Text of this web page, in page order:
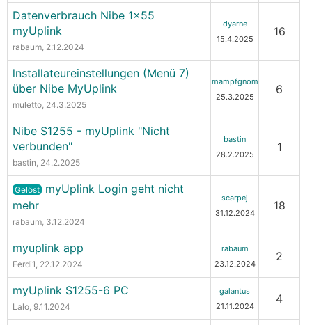
Datenverbrauch Nibe 1x55
myUplink
rabaum, 2.12.2024
dyarne
15.4.2025
16
lnstallateureinstellungen (Menü 7)
über Nibe MyUplink
muletto, 24.3.2025
mampfgnom
25.3.2025
6
Nibe S1255 - myUplink "Nicht
verbunden"
bastin, 24.2.2025
bastin
28.2.2025
1
Gelöst myUplink Login geht nicht
mehr
rabaum, 3.12.2024
scarpej
31.12.2024
18
myuplink app
Ferdi1, 22.12.2024
rabaum
23.12.2024
2
myUplink S1255-6 PC
Lalo, 9.11.2024
galantus
21.11.2024
4